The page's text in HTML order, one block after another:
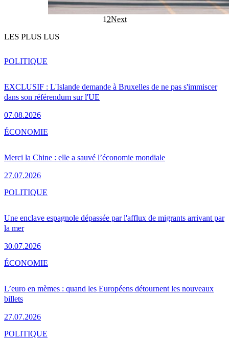
1 2Next
LES PLUS LUS
EXCLUSIF : L'Islande demande à Bruxelles de ne pas s'immiscer
dans son référendum sur l'UE
07.08.2026
POLITIQUE
Merci la Chine : elle a sauvé l’économie mondiale
27.07.2026
ÉCONOMIE
Une enclave espagnole dépassée par l'afflux de migrants arrivant par
la mer
30.07.2026
POLITIQUE
L’euro en mèmes : quand les Européens détournent les nouveaux
billets
27.07.2026
ÉCONOMIE
POLITIQUE